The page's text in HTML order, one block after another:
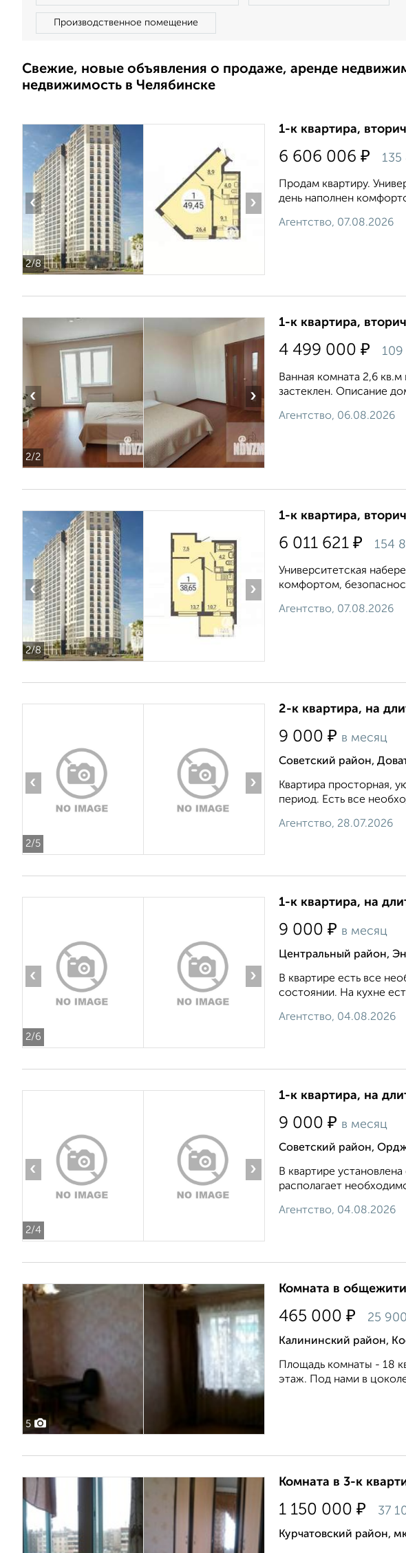
Производственное помещение
Свежие, новые объявления о продаже, аренде
недвижимость в Челябинске
2/8
‹ ›
1-к квартира,
6 606 006 ₽ 135
Продам квартиру.
день наполнен
Агентство, 07.08.2026
2/2
‹ ›
1-к квартира,
4 499 000 ₽
Ванная комната 2,6 кв.м
застеклен. Описание
Агентство, 06.08.2026
2/8
‹ ›
1-к квартира,
6 011 621 ₽ 154
Университетская
комфортом,
Агентство, 07.08.2026
2/5
‹ ›
2-к квартира, на
9 000 ₽ в месяц
Советский район,
Квартира просторная,
период. Есть все
Агентство, 28.07.2026
2/6
‹ ›
1-к квартира, на
9 000 ₽ в месяц
Центральный район,
В квартире есть все
состоянии. На кухне
Агентство, 04.08.2026
2/4
‹ ›
1-к квартира, на
9 000 ₽ в месяц
Советский район,
В квартире
располагает
Агентство, 04.08.2026
5
Комната в
465 000 ₽ 25 900
Калининский район,
Площадь комнаты - 18
этаж. Под нами в
Комната в 3-к
1 150 000 ₽ 37
Курчатовский район,